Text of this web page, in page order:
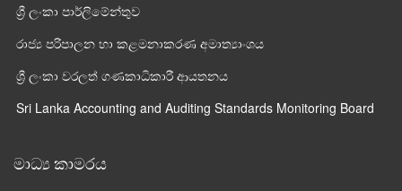
ශ්‍රී ලංකා පාර්ලි‌මේන්තුව
රාජ්‍ය පරිපාලන හා කළමනාකරණ අමාත්‍යාංශය
ශ්‍රී ලංකා වරලත් ගණකාධිකාරී ආයතනය
Sri Lanka Accounting and Auditing Standards Monitoring Board
මාධ්‍ය කාමරය